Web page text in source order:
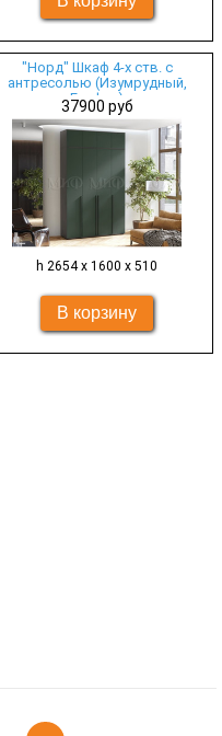
"Норд" Шкаф 4-х ств. с
антресолью (Изумрудный,
Графит)
37900 руб
h 2654 х 1600 х 510